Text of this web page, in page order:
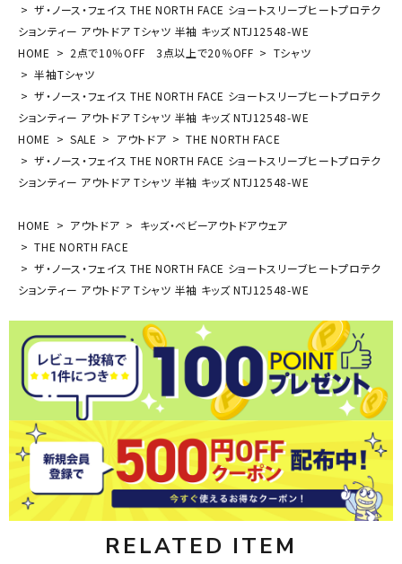
ザ・ノース・フェイス THE NORTH FACE ショートスリーブヒートプロテク
ションティー アウトドア Tシャツ 半袖 キッズ NTJ12548-WE
HOME
2点で10％OFF 3点以上で20％OFF
Tシャツ
半袖Tシャツ
ザ・ノース・フェイス THE NORTH FACE ショートスリーブヒートプロテク
ションティー アウトドア Tシャツ 半袖 キッズ NTJ12548-WE
HOME
SALE アウトドア
THE NORTH FACE
ザ・ノース・フェイス THE NORTH FACE ショートスリーブヒートプロテク
ションティー アウトドア Tシャツ 半袖 キッズ NTJ12548-WE
HOME アウトドア
キッズ・ベビーアウトドアウェア
THE NORTH FACE
ザ・ノース・フェイス THE NORTH FACE ショートスリーブヒートプロテク
ションティー アウトドア Tシャツ 半袖 キッズ NTJ12548-WE
RELATED ITEM